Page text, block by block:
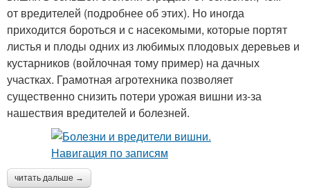
от вредителей (подробнее об этих). Но иногда
приходится бороться и с насекомыми, которые портят
листья и плоды одних из любимых плодовых деревьев и
кустарников (войлочная тому пример) на дачных
участках. Грамотная агротехника позволяет
существенно снизить потери урожая вишни из-за
нашествия вредителей и болезней.
читать дальше →